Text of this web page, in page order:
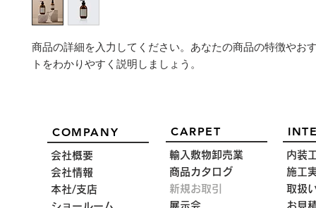
商品の詳細を入力してください。あなたの商品の特徴やお
トをわかりやすく説明しましょう。
COMPANY
会社概要
会社情報
本社/支店
CARPET
輸入敷物卸売業
商品カタログ
新規お取引
展示会
内装
施工
取扱
お見